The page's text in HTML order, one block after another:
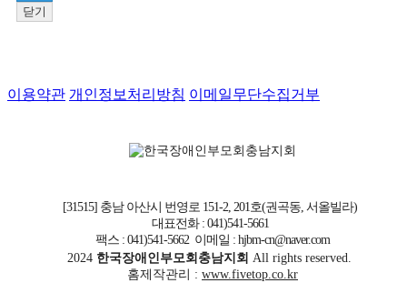
닫기
이용약관 개인정보처리방침 이메일무단수집거부
[31515] 충남 아산시 번영로 151-2, 201호(권곡동, 서올빌라)
대표전화 : 041)541-5661
팩스 : 041)541-5662 이메일 : hjbm-cn@naver.com
2024 한국장애인부모회충남지회 All rights reserved.
홈제작관리 : www.fivetop.co.kr